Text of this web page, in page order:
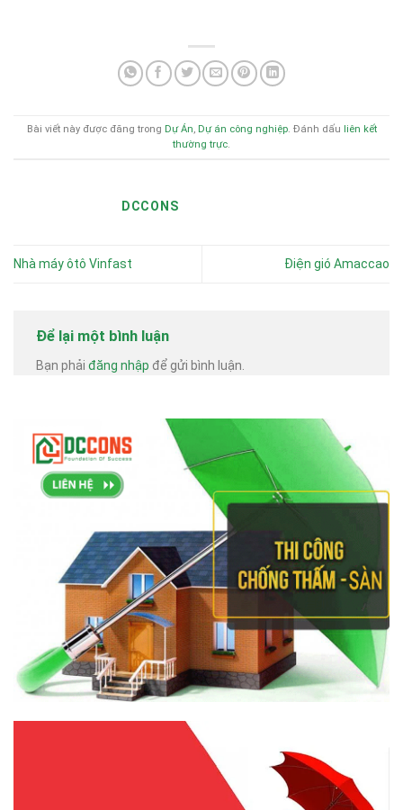
Bài viết này được đăng trong Dự Án, Dự án công nghiệp. Đánh dấu liên kết
thường trực.
DCCONS
Nhà máy ôtô Vinfast Điện gió Amaccao
Để lại một bình luận
Bạn phải đăng nhập để gửi bình luận.